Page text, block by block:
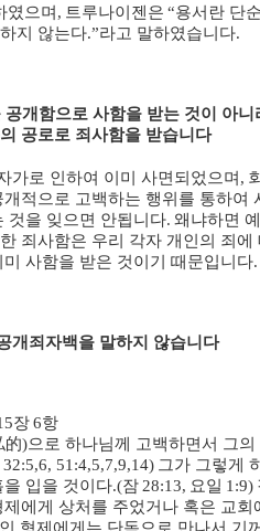
였으며 , 트루나이젠은 “용서란 단
지 않는다.”라고 말하였습니다.
개함으로 사함을 받는 것이 아니
공로로 죄사함을 받습니다
가로 인하여 이미 사면되었으며 ,
적으로 고백하는 행위를 통하여
것을 잊으면 안됩니다. 왜냐하면
죄사함은 우리 각자 개인의 죄에
사함을 받은 것이기 때문입니다.
개죄자백을 말하지 않습니다
장6항
的)으로 하나님께 고백하면서 그의
32:5,6, 51:4,5,7,9,14) 그가 그렇게
입을 것이다.(잠 28:13, 요일 1:9)
에게 상처를 주었거나 혹은 교회